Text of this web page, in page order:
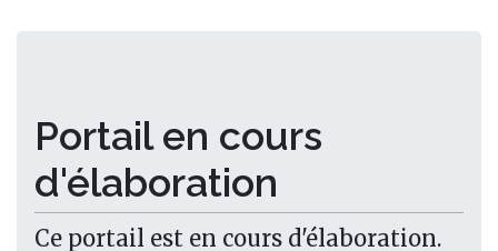
Portail en cours
d'élaboration
Ce portail est en cours d'élaboration.